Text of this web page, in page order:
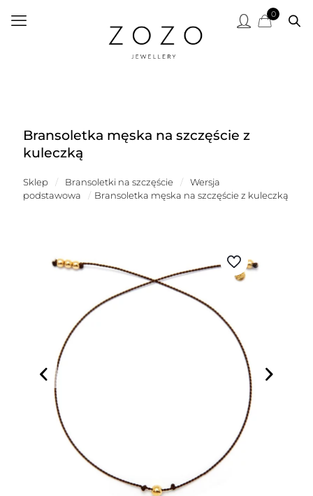
0
Bransoletka męska na szczęście z
kuleczką
Sklep / Bransoletki na szczęście /
Wersja
podstawowa
/ Bransoletka męska na szczęście z kuleczką